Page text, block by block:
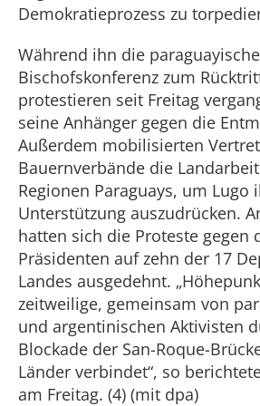
Demokratieprozess zu
Während ihn die paraguayische
Bischofskonferenz zum
protestieren seit Freitag
seine Anhänger gegen die
Außerdem mobilisierten
Bauernverbände die
Regionen Paraguays, um Lugo
Unterstützung auszudrücken.
hatten sich die Proteste gegen
Präsidenten auf zehn der 17
Landes ausgedehnt.
zeitweilige, gemeinsam von
und argentinischen Aktivisten
Blockade der San-Roque-
Länder verbindet“, so
am Freitag. (4) (mit dpa)